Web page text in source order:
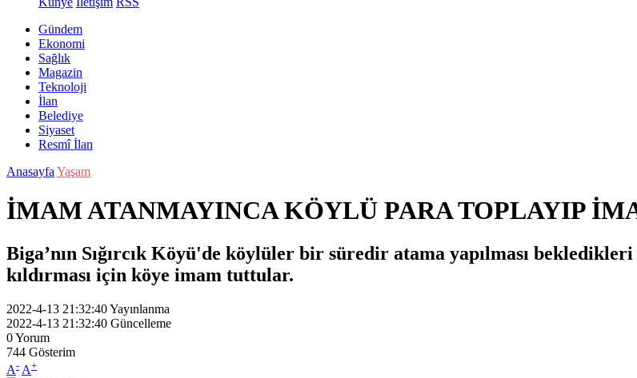
Gündem
Ekonomi
Sağlık
Magazin
Teknoloji
İlan
Belediye
Siyaset
Resmî İlan
Anasayfa Yaşam
İMAM ATANMAYINCA KÖYLÜ PARA TOPLAYIP
Biga’nın Sığırcık Köyü'de köylüler bir süredir atama yapılması
kıldırması için köye imam tuttular.
2022-4-13 21:32:40Yayınlanma
2022-4-13 21:32:40 Güncelleme
0Yorum
744 Gösterim
A- A+